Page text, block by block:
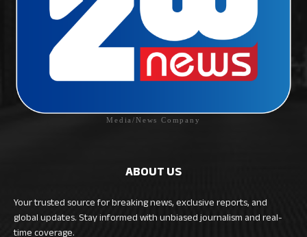
Media/News Company
ABOUT US
Your trusted source for breaking news, exclusive reports, and
global updates. Stay informed with unbiased journalism and real-
time coverage.